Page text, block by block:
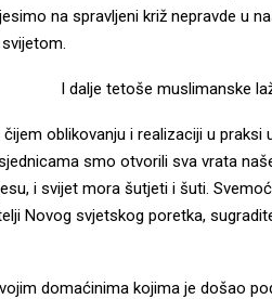
na spravljeni križ nepravde u
I dalje tetoše muslimanske
oblikovanju i realizaciji u
smo otvorili sva vrata
i svijet mora šutjeti i šuti.
Novog svjetskog poretka,
domaćinima kojima je došao